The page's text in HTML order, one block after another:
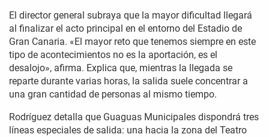
El director general subraya que la mayor dificultad llegará
al finalizar el acto principal en el entorno del Estadio de
Gran Canaria. «El mayor reto que tenemos siempre en este
tipo de acontecimientos no es la aportación, es el
desalojo», afirma. Explica que, mientras la llegada se
reparte durante varias horas, la salida suele concentrar a
una gran cantidad de personas al mismo tiempo.
Rodríguez detalla que Guaguas Municipales dispondrá tres
líneas especiales de salida: una hacia la zona del Teatro